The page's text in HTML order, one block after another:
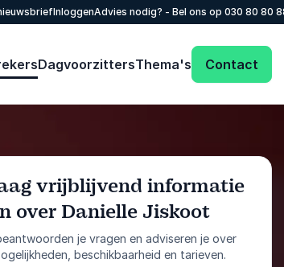
InloggenAdvies nodig? - Bel ons op 030 80 80
DagvoorzittersThema's Contact
vrijblijvend informatie
over Danielle Jiskoot
je vragen en adviseren je over
beschikbaarheid en tarieven.
Vraag informatie aan :